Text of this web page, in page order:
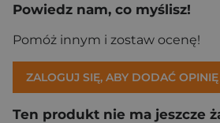
Powiedz nam, co myślisz!
Pomóż innym i zostaw ocenę!
ZALOGUJ SIĘ, ABY DODAĆ OPINIĘ
Ten produkt nie ma jeszcze